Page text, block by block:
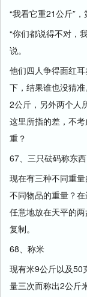
“我看它重21公斤”，
“你们都说得不对，
说。
他们四人争得面红
下，结果谁也没猜
2公斤，另外两个人
这里所指的差，不
重？
67、三只砝码称东西
现在有三种不同重
不同物品的重量？
任意地放在天平的
复制。
68、称米
现有米9公斤以及50
量三次而称出2公斤